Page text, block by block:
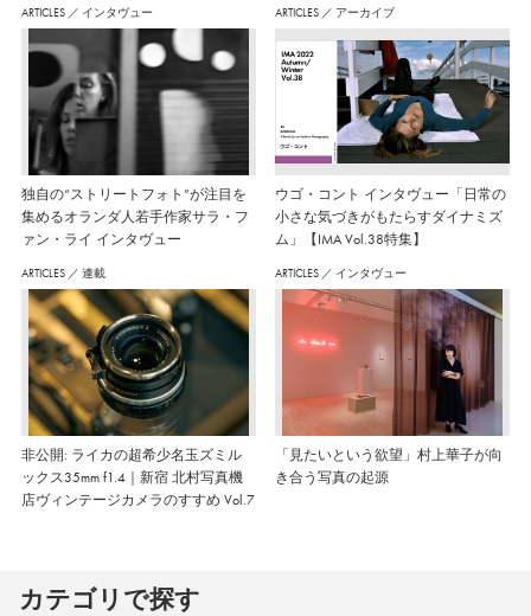
ARTICLES ／ インタヴュー
独自の“ストリートフォト”が注目を
集めるオランダ人若手作家サラ・フ
ァン・ライ インタヴュー
ARTICLES ／ アーカイブ
ウゴ・コント インタヴュー「日常の
小さな気づきがもたらすダイナミズ
ム」【IMA Vol.38特集】
ARTICLES ／ 連載
非公開: ライカの超希少名玉ズミル
ックス35mm f1.4｜新宿 北村写真機
店ヴィンテージカメラのすすめ Vol.7
ARTICLES ／ インタヴュー
「見たいという欲望」村上華子が向
き合う写真の起源
カテゴリで探す